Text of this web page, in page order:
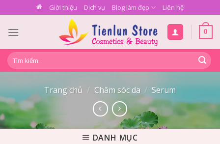
to
content
Giới thiệu Dịch vụ Blog làm đẹp Liên hệ
0
Tìm
kiếm:
Trang chủ / Chăm sóc da / Serum
DANH MỤC